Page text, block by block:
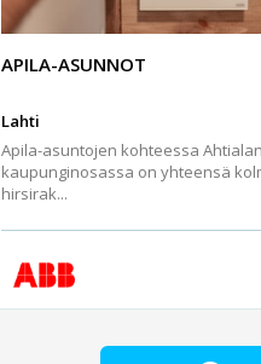
APILA-ASUNNOT
Lahti
Apila-asuntojen kohteessa Ahtialan
kaupunginosassa on yhteensä
hirsirak...